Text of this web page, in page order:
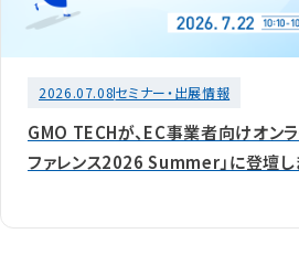
2026.07.08セミナー・出展情報
GMO TECHが、EC事業者向けオンラ
ファレンス2026 Summer」に登壇し